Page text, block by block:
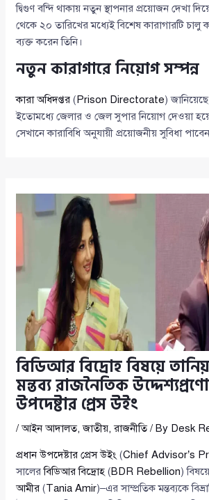
দ্বিগুণ বন্দি থাকায় নতুন স্থাপনার প্রয়োজন দেখা
থেকে ২০ তারিখের মধ্যেই বিশেষ কারাগারটি
ব্যক্ত করেন তিনি।
নতুন কারাগারে নিয়োগ সম্পন্ন
কারা অধিদপ্তর ( Prison Directorate)
ইতোমধ্যে জেলার ও জেল সুপার নিয়োগ দেওয়া
সেখানে কারাবিধি অনুযায়ী প্রয়োজনীয় সুবিধা
বিডিআর বিদ্রোহ বিষয়ে
মন্তব্য রাজনৈতিক
উপদেষ্টার প্রেস উইং
/আইন আদালত,জাতীয়,রাজনীতি/ By Desk
প্রধান উপদেষ্টার প্রেস উইং (Chief Advisor’s
সালেরবিডিআর বিদ্রোহ (BDR Rebellion)
আমীর (Tania Amir)–এর সাম্প্রতিক মন্তব্যকে